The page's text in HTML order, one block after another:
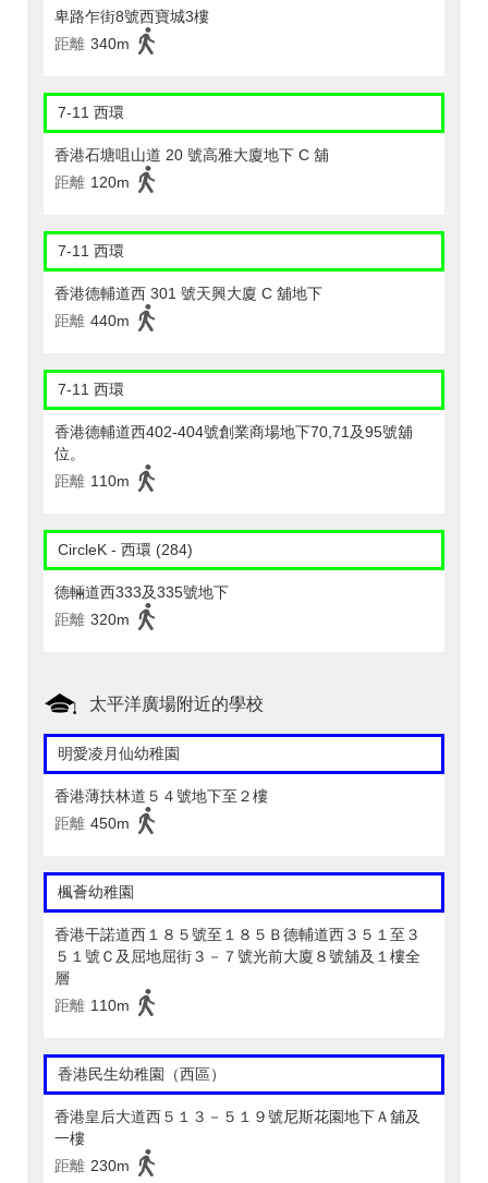
卑路乍街8號西寶城3樓
距離 340m
7-11 西環
香港石塘咀山道 20 號高雅大廈地下 C 舖
距離 120m
7-11 西環
香港德輔道西 301 號天興大廈 C 舖地下
距離 440m
7-11 西環
香港德輔道西402-404號創業商場地下70,71及95號舖
位。
距離 110m
CircleK - 西環 (284)
德輛道西333及335號地下
距離 320m
太平洋廣場附近的學校
明愛凌月仙幼稚園
香港薄扶林道５４號地下至２樓
距離 450m
楓薈幼稚園
香港干諾道西１８５號至１８５Ｂ德輔道西３５１至３
５１號Ｃ及屈地屈街３－７號光前大廈８號舖及１樓全
層
距離 110m
香港民生幼稚園（西區）
香港皇后大道西５１３－５１９號尼斯花園地下Ａ舖及
一樓
距離 230m